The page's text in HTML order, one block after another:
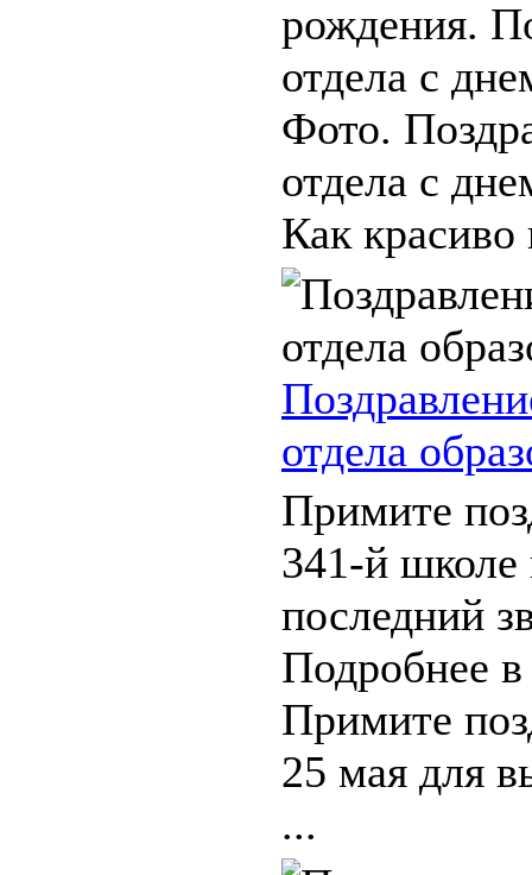
рождения.
отдела с
Фото.
отдела с
Как красиво
отдела
Примите
341-й школе
последний
Подробнее
Примите
25 мая для
...